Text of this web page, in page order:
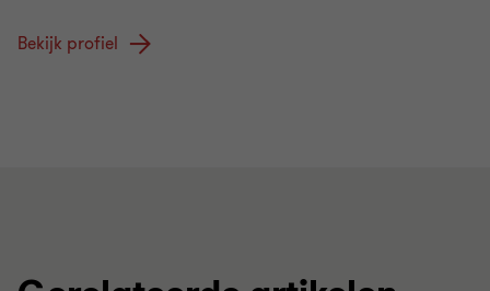
Bekijk profiel